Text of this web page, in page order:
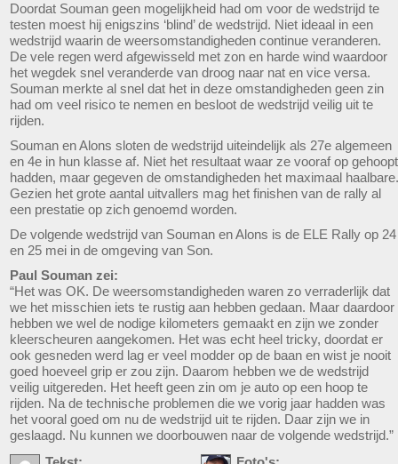
Doordat Souman geen mogelijkheid had om voor de wedstrijd te
testen moest hij enigszins ‘blind’ de wedstrijd. Niet ideaal in een
wedstrijd waarin de weersomstandigheden continue veranderen.
De vele regen werd afgewisseld met zon en harde wind waardoor
het wegdek snel veranderde van droog naar nat en vice versa.
Souman merkte al snel dat het in deze omstandigheden geen zin
had om veel risico te nemen en besloot de wedstrijd veilig uit te
rijden.
Souman en Alons sloten de wedstrijd uiteindelijk als 27e algemeen
en 4e in hun klasse af. Niet het resultaat waar ze vooraf op gehoopt
hadden, maar gegeven de omstandigheden het maximaal haalbare.
Gezien het grote aantal uitvallers mag het finishen van de rally al
een prestatie op zich genoemd worden.
De volgende wedstrijd van Souman en Alons is de ELE Rally op 24
en 25 mei in de omgeving van Son.
Paul Souman zei:
“Het was OK. De weersomstandigheden waren zo verraderlijk dat
we het misschien iets te rustig aan hebben gedaan. Maar daardoor
hebben we wel de nodige kilometers gemaakt en zijn we zonder
kleerscheuren aangekomen. Het was echt heel tricky, doordat er
ook gesneden werd lag er veel modder op de baan en wist je nooit
goed hoeveel grip er zou zijn. Daarom hebben we de wedstrijd
veilig uitgereden. Het heeft geen zin om je auto op een hoop te
rijden. Na de technische problemen die we vorig jaar hadden was
het vooral goed om nu de wedstrijd uit te rijden. Daar zijn we in
geslaagd. Nu kunnen we doorbouwen naar de volgende wedstrijd.”